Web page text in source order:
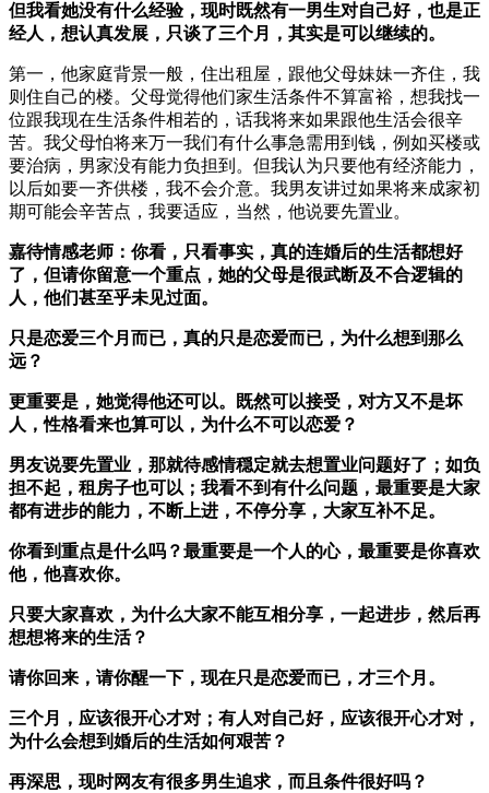
但我看她没有什么经验，现时既然有一男生对自己好，也是正
经人，想认真发展，只谈了三个月，其实是可以继续的。
第一，他家庭背景一般，住出租屋，跟他父母妹妹一齐住，我
则住自己的楼。父母觉得他们家生活条件不算富裕，想我找一
位跟我现在生活条件相若的，话我将来如果跟他生活会很辛
苦。我父母怕将来万一我们有什么事急需用到钱，例如买楼或
要治病，男家没有能力负担到。但我认为只要他有经济能力，
以后如要一齐供楼，我不会介意。我男友讲过如果将来成家初
期可能会辛苦点，我要适应，当然，他说要先置业。
嘉待情感老师：你看，只看事实，真的连婚后的生活都想好
了，但请你留意一个重点，她的父母是很武断及不合逻辑的
人，他们甚至乎未见过面。
只是恋爱三个月而已，真的只是恋爱而已，为什么想到那么
远？
更重要是，她觉得他还可以。既然可以接受，对方又不是坏
人，性格看来也算可以，为什么不可以恋爱？
男友说要先置业，那就待感情穏定就去想置业问题好了；如负
担不起，租房子也可以；我看不到有什么问题，最重要是大家
都有进步的能力，不断上进，不停分享，大家互补不足。
你看到重点是什么吗？最重要是一个人的心，最重要是你喜欢
他，他喜欢你。
只要大家喜欢，为什么大家不能互相分享，一起进步，然后再
想想将来的生活？
请你回来，请你醒一下，现在只是恋爱而已，才三个月。
三个月，应该很开心才对；有人对自己好，应该很开心才对，
为什么会想到婚后的生活如何艰苦？
再深思，现时网友有很多男生追求，而且条件很好吗？